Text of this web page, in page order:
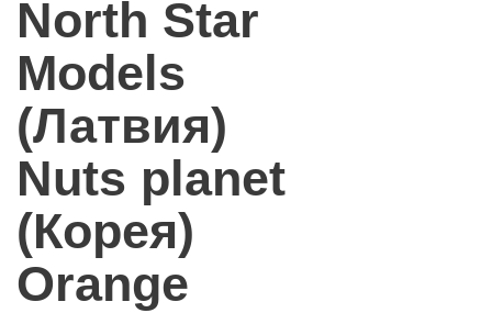
North Star
Models
(Латвия)
Nuts planet
(Корея)
Orange